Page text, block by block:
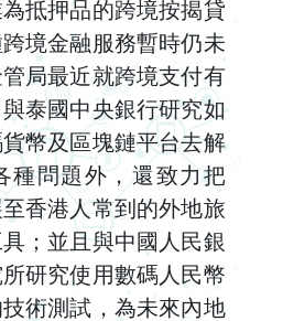
抵押品的跨境按揭貸
境金融服務暫時仍未
局最近就跨境支付有
泰國中央銀行研究如
幣及區塊鏈平台去解
種問題外，還致力把
香港人常到的外地旅
；並且與中國人民銀
研究使用數碼人民幣
術測試，為未來內地